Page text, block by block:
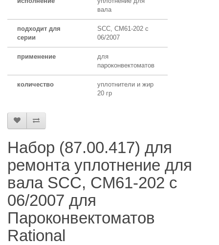
вала
подходит для
серии
SCC, CM61-202 с
06/2007
применение
для
пароконвектоматов
количество
уплотнители и жир
20 гр
Набор (87.00.417) для
ремонта уплотнение для
вала SCC, CM61-202 с
06/2007 для
Пароконвектоматов
Rational